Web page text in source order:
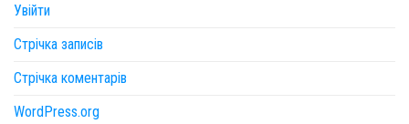
Увійти
Стрічка записів
Стрічка коментарів
WordPress.org